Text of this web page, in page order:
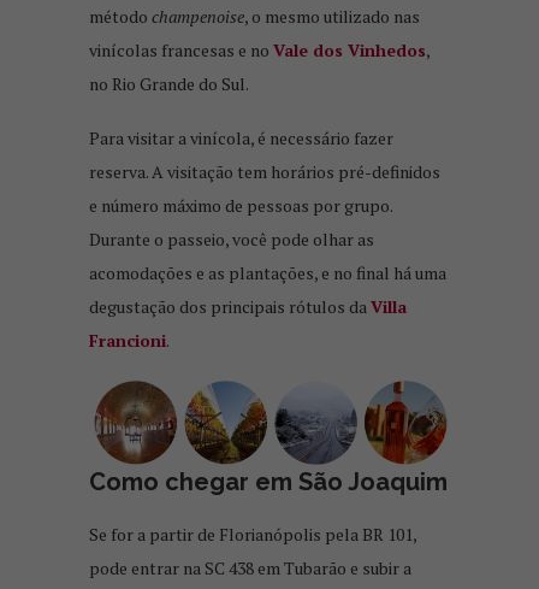
método champenoise, o mesmo utilizado nas
vinícolas francesas e no Vale dos Vinhedos,
no Rio Grande do Sul.
Para visitar a vinícola, é necessário fazer
reserva. A visitação tem horários pré-definidos
e número máximo de pessoas por grupo.
Durante o passeio, você pode olhar as
acomodações e as plantações, e no final há uma
degustação dos principais rótulos daVilla
Francioni.
Como chegar em São Joaquim
Se for a partir de Florianópolis pela BR 101,
pode entrar na SC 438 em Tubarão e subir a